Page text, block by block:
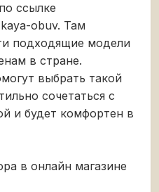
ссылке
obuv. Там
подходящие модели
в стране.
выбрать такой
сочетаться с
и будет комфортен в
в онлайн магазине